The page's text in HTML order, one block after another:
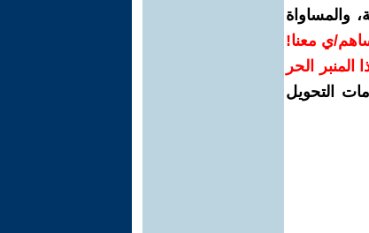
والمساواة
ي معنا!
المنبر الحر
التحويل